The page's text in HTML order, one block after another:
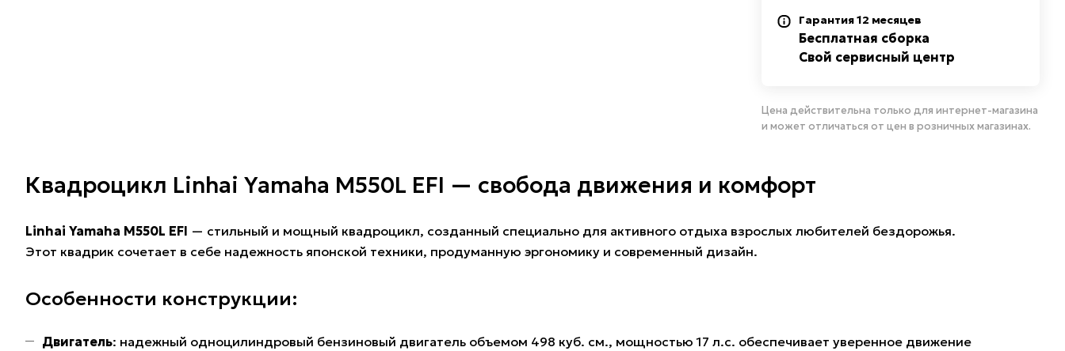
Гарантия 12 месяцев
Бесплатная сборка
Свой сервисный центр
Цена действительна только для интернет-магазина
и может отличаться от цен в розничных магазинах.
Квадроцикл Linhai Yamaha M550L EFI — свобода движения и комфорт
Linhai Yamaha M550L EFI — стильный и мощный квадроцикл, созданный специально для активного отдыха взрослых любителей бездорожья.
Этот квадрик сочетает в себе надежность японской техники, продуманную эргономику и современный дизайн.
Особенности конструкции:
Двигатель: надежный одноцилиндровый бензиновый двигатель объемом 498 куб. см., мощностью 17 л.с. обеспечивает уверенное движение